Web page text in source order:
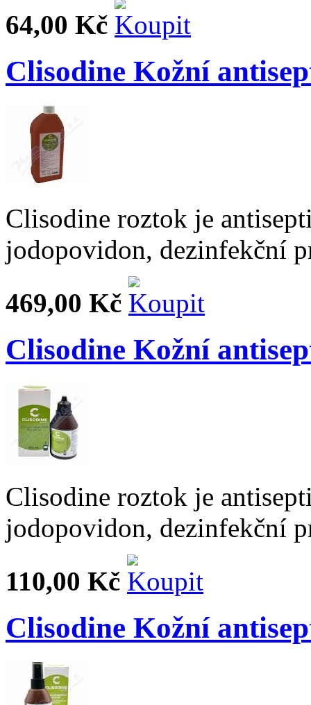
64,00 Kč
Clisodine Kožní
Clisodine roztok je
jodopovidon, dezinfekční
469,00 Kč
Clisodine Kožní
Clisodine roztok je
jodopovidon, dezinfekční
110,00 Kč
Clisodine Kožní